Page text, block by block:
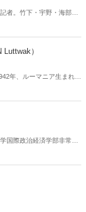
者。竹下・宇野・海部首
定論を執筆、大きな反響
）
年、ルーマニア生まれ。
任用される。専門は軍事
僚や軍のアドバイザー、
芙蓉書房出版）、『中国
訳）ほか多数。
国際政治経済学部非常勤
学：アメリカの世界戦略
未来』コリン・グレイ著
入門 増補新版』エリノ